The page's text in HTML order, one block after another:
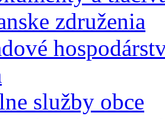
združenia
služby obce